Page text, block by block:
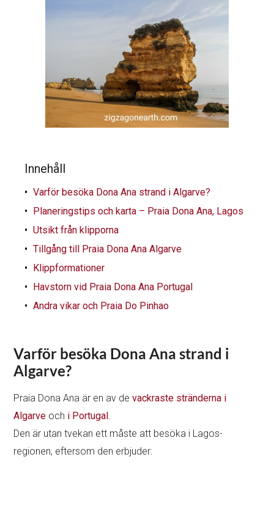
Innehåll
Varför besöka Dona Ana strand i Algarve?
Planeringstips och karta – Praia Dona Ana, Lagos
Utsikt från klipporna
Tillgång till Praia Dona Ana Algarve
Klippformationer
Havstorn vid Praia Dona Ana Portugal
Andra vikar och Praia Do Pinhao
Varför besöka Dona Ana strand i
Algarve?
Praia Dona Ana är en av devackraste stränderna i
Algarve och i Portugal .
Den är utan tvekan ett måste att besöka i Lagos-
regionen, eftersom den erbjuder: